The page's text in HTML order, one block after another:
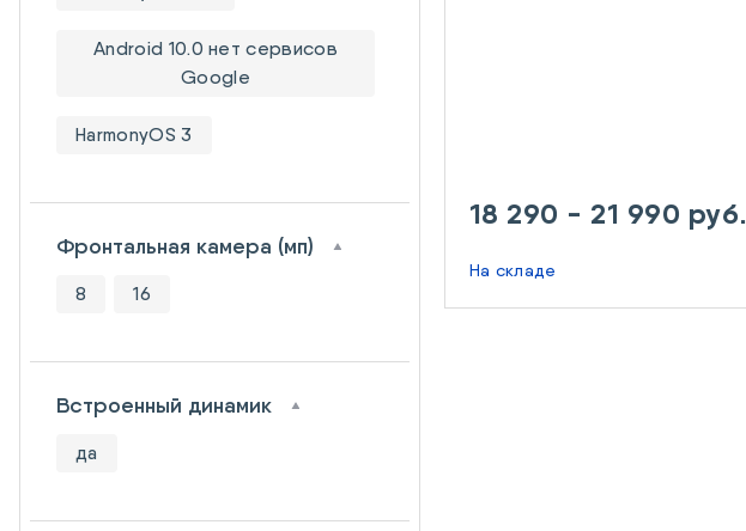
Android 10.0 нет сервисов
Google
HarmonyOS 3
Фронтальная камера (мп)
8 16
Встроенный динамик
да
18 290 - 21 990 руб.
На складе